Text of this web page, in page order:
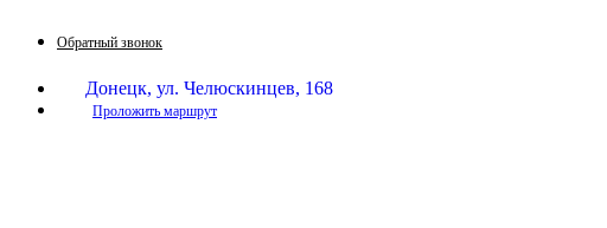
Обратный звонок
Донецк, ул. Челюскинцев, 168
Проложить маршрут